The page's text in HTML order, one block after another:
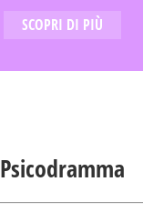
SCOPRI DI PIÙ
Psicodramma